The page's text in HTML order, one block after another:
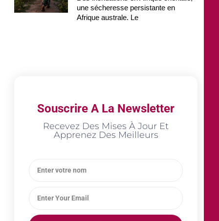
une sécheresse persistante en
Afrique australe. Le
Souscrire A La Newsletter
Recevez Des Mises À Jour Et
Apprenez Des Meilleurs